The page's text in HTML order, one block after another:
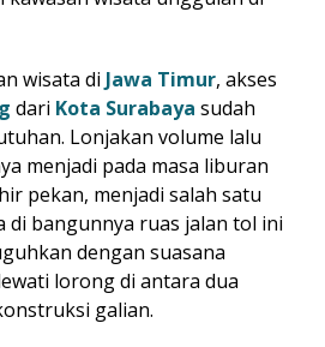
wisata di Jawa Timur, akses
dari Kota Surabaya sudah
Lonjakan volume lalu
menjadi pada masa liburan
pekan, menjadi salah satu
di bangunnya ruas jalan tol ini
dengan suasana
lorong di antara dua
galian.